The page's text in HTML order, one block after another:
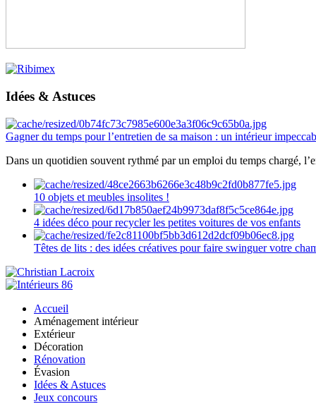
Idées & Astuces
Gagner du temps pour l’entretien de sa maison : un intérieur
Dans un quotidien souvent rythmé par un emploi du temps chargé,
10 objets et meubles insolites !
4 idées déco pour recycler les petites voitures de vos enfants
Têtes de lits : des idées créatives pour faire swinguer votre
Accueil
Aménagement intérieur
Extérieur
Décoration
Rénovation
Évasion
Idées & Astuces
Jeux concours